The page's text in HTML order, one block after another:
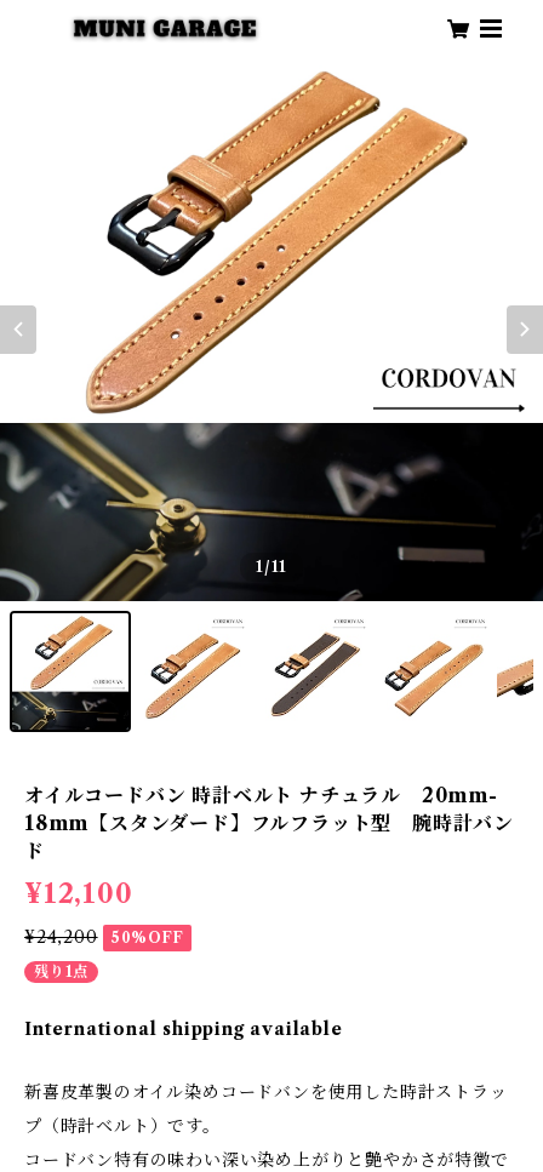
1/11
オイルコードバン 時計ベルト ナチュラル 20mm-
18mm【スタンダード】フルフラット型 腕時計バン
ド
¥12,100
¥24,200
50%OFF
残り1点
International shipping available
新喜皮革製のオイル染めコードバンを使用した時計ストラッ
プ（時計ベルト）です。
コードバン特有の味わい深い染め上がりと艶やかさが特徴で